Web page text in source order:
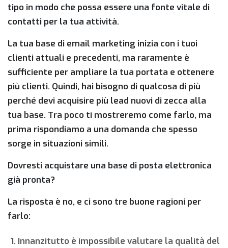
tipo in modo che possa essere una fonte vitale di
contatti per la tua attività.
La tua base di email marketing inizia con i tuoi
clienti attuali e precedenti, ma raramente è
sufficiente per ampliare la tua portata e ottenere
più clienti. Quindi, hai bisogno di qualcosa di più
perché devi acquisire più lead nuovi di zecca alla
tua base. Tra poco ti mostreremo come farlo, ma
prima rispondiamo a una domanda che spesso
sorge in situazioni simili.
Dovresti acquistare una base di posta elettronica
già pronta?
La risposta è no, e ci sono tre buone ragioni per
farlo:
Innanzitutto è impossibile valutare la qualità del